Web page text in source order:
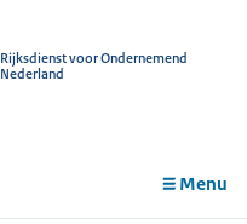
Rijksdienst voor Ondernemend
Nederland
Menu